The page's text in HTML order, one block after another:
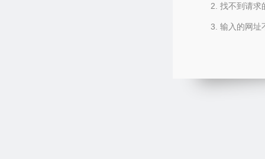
找不到请求
输入的网址